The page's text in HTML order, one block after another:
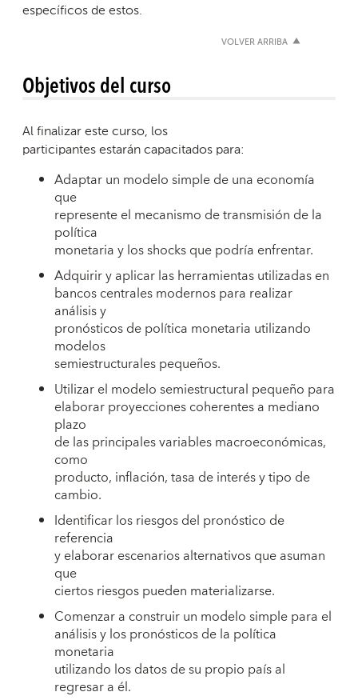
específicos de estos.
VOLVER ARRIBA
Objetivos del curso
Al finalizar este curso, los
participantes estarán capacitados para:
Adaptar un modelo simple de una economía
que
represente el mecanismo de transmisión de la
política
monetaria y los shocks que podría enfrentar.
Adquirir y aplicar las herramientas utilizadas en
bancos centrales modernos para realizar
análisis y
pronósticos de política monetaria utilizando
modelos
semiestructurales pequeños.
Utilizar el modelo semiestructural pequeño para
elaborar proyecciones coherentes a mediano
plazo
de las principales variables macroeconómicas,
como
producto, inflación, tasa de interés y tipo de
cambio.
Identificar los riesgos del pronóstico de
referencia
y elaborar escenarios alternativos que asuman
que
ciertos riesgos pueden materializarse.
Comenzar a construir un modelo simple para el
análisis y los pronósticos de la política
monetaria
utilizando los datos de su propio país al
regresar a él.